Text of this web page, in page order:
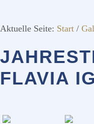
Aktuelle Seite: Start /
FLAVIA IG